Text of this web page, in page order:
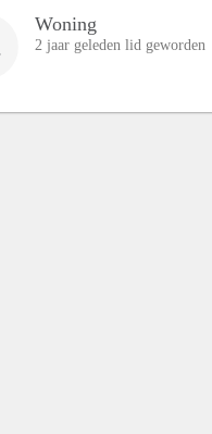
Woning
2 jaar geleden lid geworden